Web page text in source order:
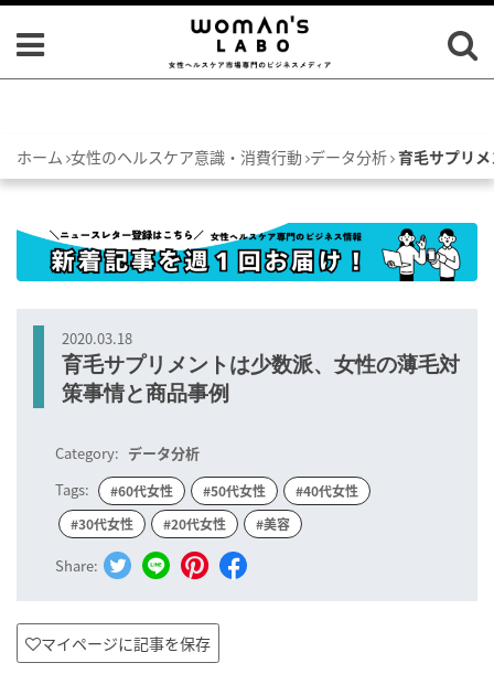
ホーム 女性のヘルスケア意識・消費行動 データ分析 育毛サプリ
2020.03.18
育毛サプリメントは少数派、女性の薄毛対
策事情と商品事例
Category: データ分析
Tags:
#60代女性 #50代女性
#40代女性
#30代女性
#20代女性 #美容
Share:
マイページに記事を保存